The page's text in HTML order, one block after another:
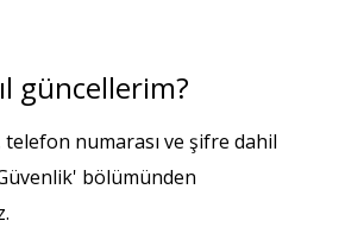
güncellerim?
numarası ve şifre dahil
bölümünden